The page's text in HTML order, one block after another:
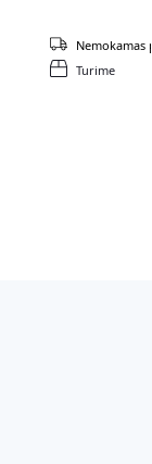
Turime
Nemokamas